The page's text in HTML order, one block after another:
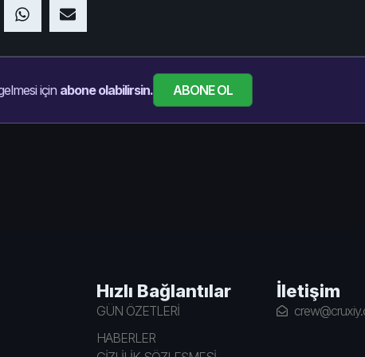
için abone olabilirsin. ABONE OL
Hızlı Bağlantılar
GÜN ÖZETLERİ
HABERLER
İletişim